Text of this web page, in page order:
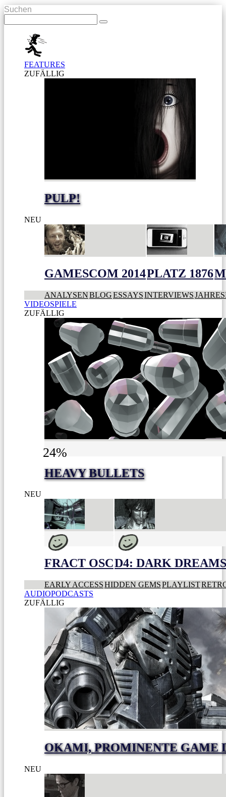
Suchen
FEATURES
ZUFÄLLIG
PULP!
NEU
GAMESCOM 2014PLATZ 1876
ANALYSENBLOGESSAYSINTERVIEWS
VIDEOSPIELE
ZUFÄLLIG
24%
HEAVY BULLETS
NEU
FRACT OSCD4: DARK
EARLY ACCESSHIDDEN GEMSPLAYLIST
AUDIOPODCASTS
ZUFÄLLIG
OKAMI, PROMINENTE GAME
NEU